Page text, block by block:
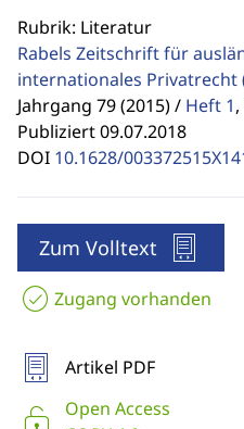
Rubrik: Literatur
Rabels Zeitschrift für
internationales Privatrecht
Jahrgang 79 (2015) / Heft 1,
Publiziert 09.07.2018
DOI 10.1628/
Zum Volltext
Zugang vorhanden
Artikel PDF
Open Access